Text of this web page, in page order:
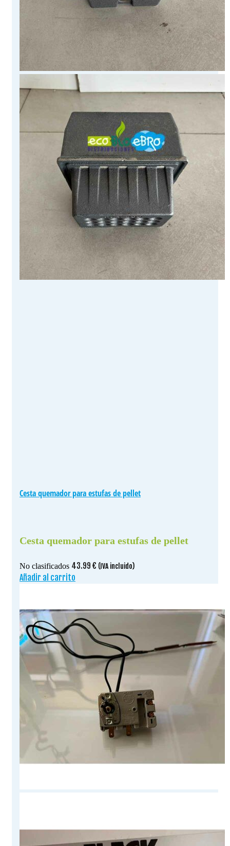
Cesta quemador para estufas de pellet
Cesta quemador para estufas de pellet
No clasificados 43.99 € (IVA incluido)
Añadir al carrito